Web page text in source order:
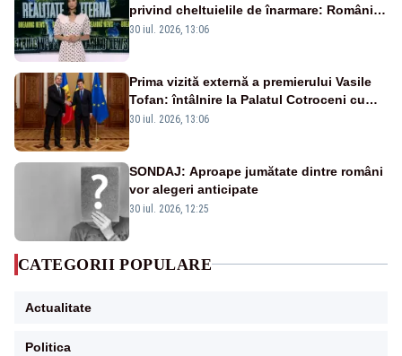
privind cheltuielile de înarmare: Românii
cer transparență în achiziții și un echilibru
30 iul. 2026, 13:06
Prima vizită externă a premierului Vasile
Tofan: întâlnire la Palatul Cotroceni cu
președintele Nicușor Dan
30 iul. 2026, 13:06
SONDAJ: Aproape jumătate dintre români
vor alegeri anticipate
30 iul. 2026, 12:25
CATEGORII POPULARE
Actualitate
Politica